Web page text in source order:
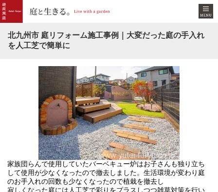
北九州市 庭リフォーム施工事例｜大変だった庭の手入れ
を人工芝で簡単に
家族団らんで使用していたバーベキュー炉はお子さんも独り立ち
して使用が少なくなったので撤去しました。生活環境が変わり庭
のお手入れの回数も少なくなったので植栽を撤去し
寂しくなった庭には人工芝で彩りをプラスしつつ雑草対策を行い